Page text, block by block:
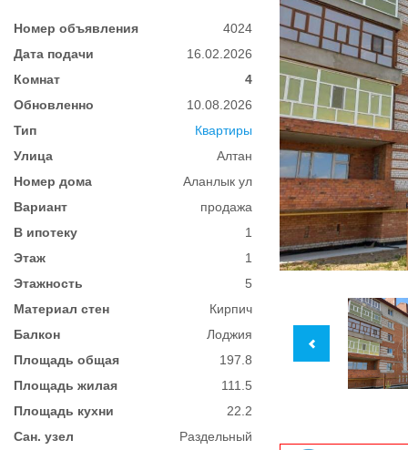
Номер объявления
4024
Дата подачи
16.02.2026
Комнат
4
Обновленно
10.08.2026
Тип
Квартиры
Улица
Алтан
Номер дома
Аланлык ул
Вариант
продажа
В ипотеку
1
Этаж
1
Этажность
5
Материал стен
Кирпич
Балкон
Лоджия
Площадь общая
197.8
Площадь жилая
111.5
Площадь кухни
22.2
Сан. узел
Раздельный